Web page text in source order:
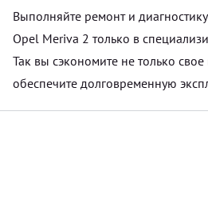
Выполняйте ремонт и
Opel Meriva 2 только в
Так вы сэкономите не только
обеспечите долговременную